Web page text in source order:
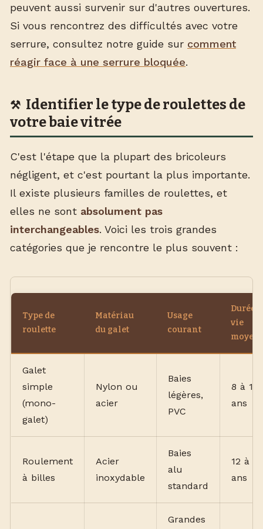
peuvent aussi survenir sur d'autres ouvertures.
Si vous rencontrez des difficultés avec votre
serrure, consultez notre guide sur comment
réagir face à une serrure bloquée.
Identifier le type de roulettes de
votre baie vitrée
C'est l'étape que la plupart des bricoleurs
négligent, et c'est pourtant la plus importante.
Il existe plusieurs familles de roulettes, et
elles ne sont absolument pas
interchangeables. Voici les trois grandes
catégories que je rencontre le plus souvent :
Type de
roulette
Matériau
du galet
Usage
courant
Durée
vie
Galet
simple
(mono-
galet)
Nylon ou
acier
Baies
légères,
PVC
8 à 12
ans
Roulement
à billes
Acier
inoxydable
Baies
alu
standard
12 à 15
ans
Grandes